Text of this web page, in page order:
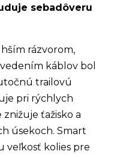
sebadôveru
rázvorom,
káblov bol
trailovú
pri rýchlych
znižuje ťažisko a
úsekoch. Smart
veľkosť kolies pre